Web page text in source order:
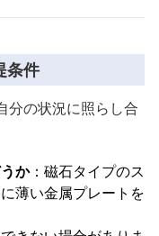
条件
分の状況に照らし合
か：磁石タイプのス
薄い金属プレートを